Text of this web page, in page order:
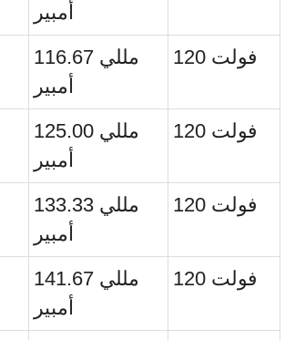
أمبير
116.67 مللي
أمبير
120 فولت
125.00 مللي
أمبير
120 فولت
133.33 مللي
أمبير
120 فولت
141.67 مللي
أمبير
120 فولت